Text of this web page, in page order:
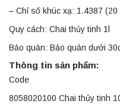
– Chỉ số khúc xạ: 1.4387 (20
Quy cách: Chai thủy tinh 1l
Bảo quản: Bảo quản dưới
Thông tin sản phẩm:
Code
8058020100 Chai thủy tinh